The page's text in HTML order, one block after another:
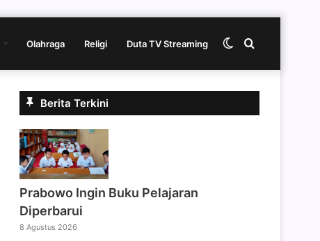
Olahraga Religi Duta TV Streaming Cari
Switch
Berita Terkini
Prabowo Ingin Buku Pelajaran
Diperbarui
8 Agustus 2026